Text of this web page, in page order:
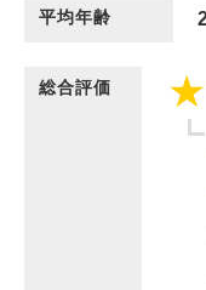
平均年齢
総合評価